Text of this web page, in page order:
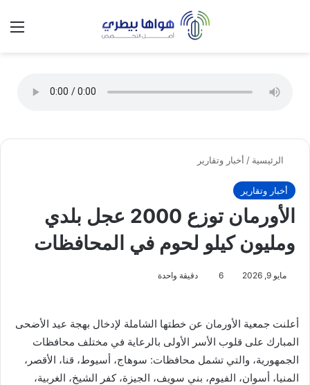
الوضع
الرئيسية / أخبار وتقارير
أخبار وتقارير
الأورمان توزع 2000 عجل بلدي
ومليون كيلو لحوم في المحافظات
مايو 9, 2026 6 دقيقة واحدة
أعلنت جمعية الأورمان عن خطتها الشاملة لإدخال بهجة عيد الأضحى
المبارك على قلوب الأسر الأولى بالرعاية في مختلف محافظات
الجمهورية، والتي تشمل محافظات: سوهاج، أسيوط، قنا، الأقصر،
المنيا، أسوان، الفيوم، بني سويف، الجيزة، كفر الشيخ، الغربية،